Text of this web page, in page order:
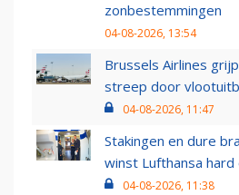
zonbestemmingen
04-08-2026, 13:54
Brussels Airlines
streep door
04-08-2026, 11:47
Stakingen en dure
winst Lufthansa hard
04-08-2026, 11:38